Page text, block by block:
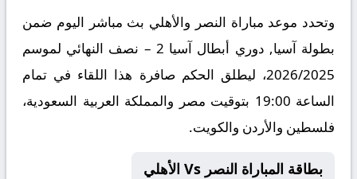
وتحدد موعد مباراة النصر والأهلي بث مباشر اليوم ضمن
بطولة آسيا, دوري أبطال آسيا 2 – نصف النهائي لموسم
2026/2025، ليطلق الحكم صافرة هذا اللقاء في تمام
الساعة 19:00 بتوقيت مصر والمملكة العربية السعودية،
فلسطين والأردن والكويت.
بطاقة المباراة النصر Vs الأهلي